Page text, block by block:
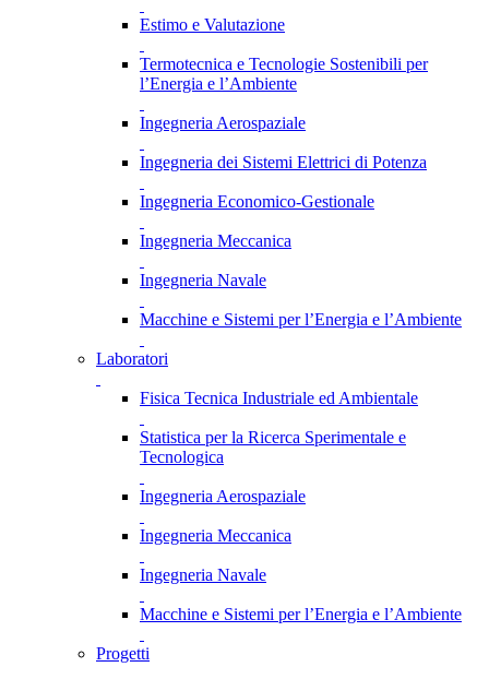
Estimo e Valutazione
Termotecnica e Tecnologie Sostenibili per
l’Energia e l’Ambiente
Ingegneria Aerospaziale
Ingegneria dei Sistemi Elettrici di Potenza
Ingegneria Economico-Gestionale
Ingegneria Meccanica
Ingegneria Navale
Macchine e Sistemi per l’Energia e l’Ambiente
Laboratori
Fisica Tecnica Industriale ed Ambientale
Statistica per la Ricerca Sperimentale e
Tecnologica
Ingegneria Aerospaziale
Ingegneria Meccanica
Ingegneria Navale
Macchine e Sistemi per l’Energia e l’Ambiente
Progetti